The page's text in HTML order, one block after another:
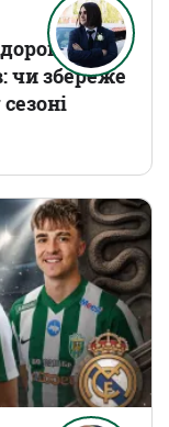
чи збереже